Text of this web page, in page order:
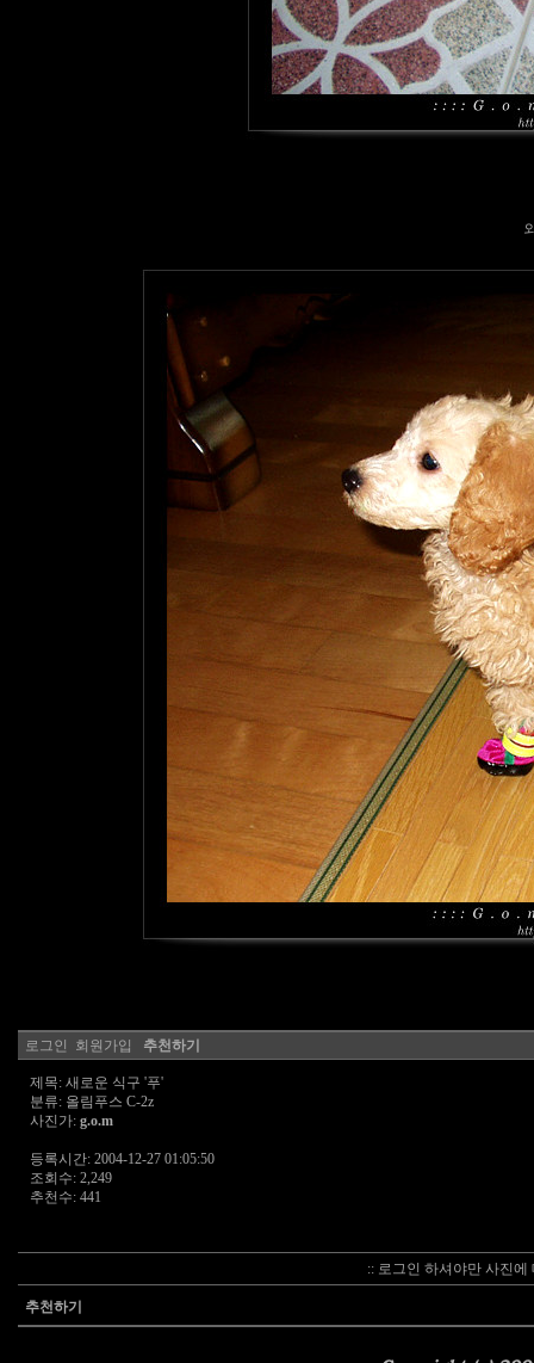
로그인 회원가입 추천하기
제목: 새로운 식구 '푸'
분류: 올림푸스 C-2z
사진가: g.o.m
등록시간: 2004-12-27 01:05:50
조회수: 2,249
추천수: 441
:: 로그인 하셔야만 사진
추천하기